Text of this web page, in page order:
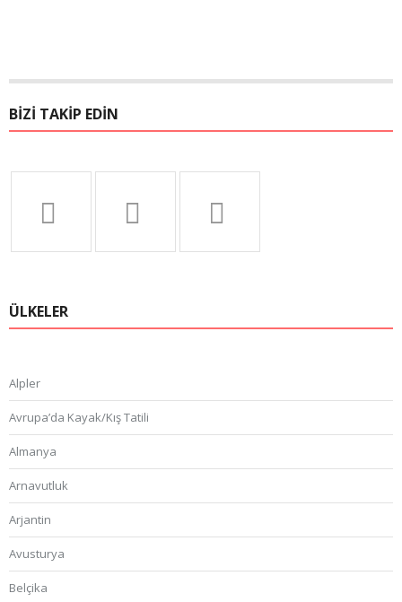
BIZI TAKIP EDIN
ÜLKELER
Alpler
Avrupa’da Kayak/Kış Tatili
Almanya
Arnavutluk
Arjantin
Avusturya
Belçika